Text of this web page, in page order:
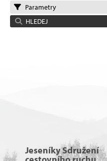
Parametry
HLEDEJ
Jeseníky Sdružení